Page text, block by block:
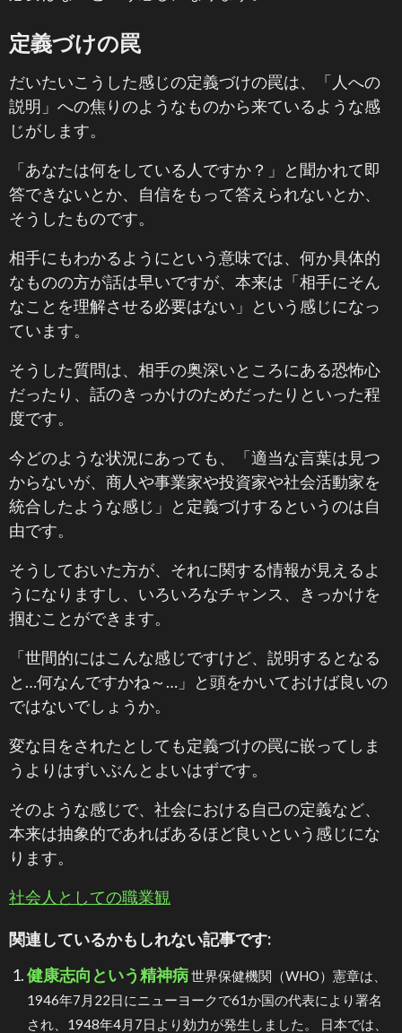
定義づけの罠
だいたいこうした感じの定義づけの罠は、「人への
説明」への焦りのようなものから来ているような感
じがします。
「あなたは何をしている人ですか？」と聞かれて即
答できないとか、自信をもって答えられないとか、
そうしたものです。
相手にもわかるようにという意味では、何か具体的
なものの方が話は早いですが、本来は「相手にそん
なことを理解させる必要はない」という感じになっ
ています。
そうした質問は、相手の奥深いところにある恐怖心
だったり、話のきっかけのためだったりといった程
度です。
今どのような状況にあっても、「適当な言葉は見つ
からないが、商人や事業家や投資家や社会活動家を
統合したような感じ」と定義づけするというのは自
由です。
そうしておいた方が、それに関する情報が見えるよ
うになりますし、いろいろなチャンス、きっかけを
掴むことができます。
「世間的にはこんな感じですけど、説明するとなる
と…何なんですかね～…」と頭をかいておけば良いの
ではないでしょうか。
変な目をされたとしても定義づけの罠に嵌ってしま
うよりはずいぶんとよいはずです。
そのような感じで、社会における自己の定義など、
本来は抽象的であればあるほど良いという感じにな
ります。
社会人としての職業観
関連しているかもしれない記事です:
健康志向という精神病世界保健機関（WHO）憲章は、
1946年7月22日にニューヨークで61か国の代表により署名
され、1948年4月7日より効力が発生しました。 日本では、